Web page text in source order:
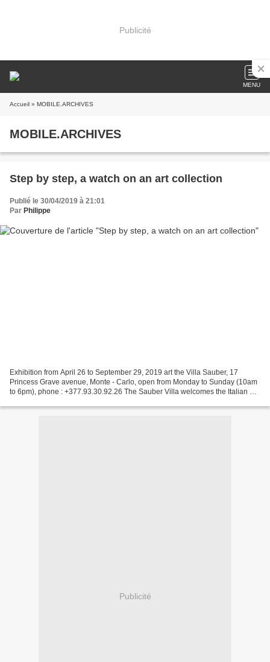
Publicité
MENU
Accueil » MOBILE.ARCHIVES
MOBILE.ARCHIVES
Step by step, a watch on an art collection
Publié le 30/04/2019 à 21:01
Par Philippe
Exhibition from April 26 to September 29, 2019 art the Villa Sauber, 17
Princess Grave avenue, Monte - Carlo, open from Monday to Sunday (10am
to 6pm), phone : +377.93.30.92.26 The Sauber Villa welcomes the Italian art
Publicité